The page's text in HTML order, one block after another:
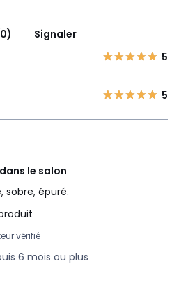
Signaler
5
5
le salon
sobre, épuré.
vérifié
6 mois ou plus